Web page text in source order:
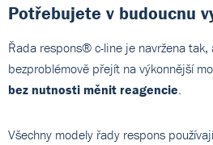
Potřebujete v budoucnu
Řada respons® c-line je navržena tak,
bezproblémově přejít na výkonnější
bez nutnosti měnit reagencie.
Všechny modely řady respons